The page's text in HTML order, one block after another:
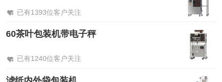
已有1393位客户关注
60茶叶包装机带电子秤
已有1240位客户关注